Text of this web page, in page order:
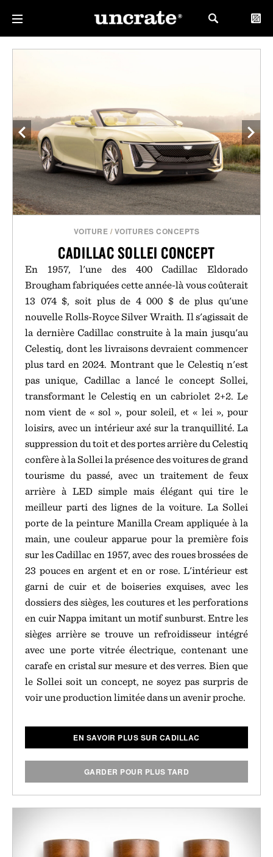
VOITURE / VOITURES CONCEPTS
CADILLAC SOLLEI CONCEPT
En 1957, l'une des 400 Cadillac Eldorado
Brougham fabriquées cette année-là vous coûterait
13 074 $, soit plus de 4 000 $ de plus qu'une
nouvelle Rolls-Royce Silver Wraith. Il s'agissait de
la dernière Cadillac construite à la main jusqu'au
Celestiq, dont les livraisons devraient commencer
plus tard en 2024. Montrant que le Celestiq n'est
pas unique, Cadillac a lancé le concept Sollei,
transformant le Celestiq en un cabriolet 2+2. Le
nom vient de « sol », pour soleil, et « lei », pour
loisirs, avec un intérieur axé sur la tranquillité. La
suppression du toit et des portes arrière du Celestiq
confère à la Sollei la présence des voitures de grand
tourisme du passé, avec un traitement de feux
arrière à LED simple mais élégant qui tire le
meilleur parti des lignes de la voiture. La Sollei
porte de la peinture Manilla Cream appliquée à la
main, une couleur apparue pour la première fois
sur les Cadillac en 1957, avec des roues brossées de
23 pouces en argent et en or rose. L'intérieur est
garni de cuir et de boiseries exquises, avec les
dossiers des sièges, les coutures et les perforations
en cuir Nappa imitant un motif sunburst. Entre les
sièges arrière se trouve un refroidisseur intégré
avec une porte vitrée électrique, contenant une
carafe en cristal sur mesure et des verres. Bien que
le Sollei soit un concept, ne soyez pas surpris de
voir une production limitée dans un avenir proche.
EN SAVOIR PLUS SUR CADILLAC
GARDER POUR PLUS TARD